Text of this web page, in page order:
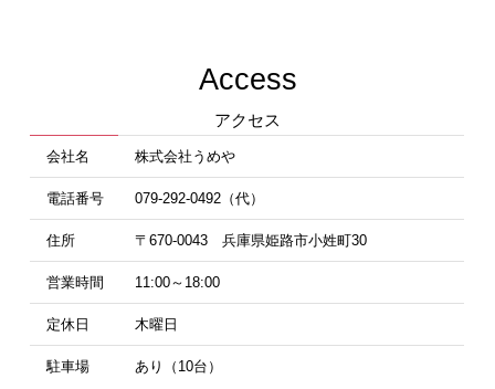
Access
アクセス
会社名 株式会社うめや
電話番号 079-292-0492（代）
住所 〒670-0043 兵庫県姫路市小姓町30
営業時間 11:00～18:00
定休日 木曜日
駐車場 あり（10台）